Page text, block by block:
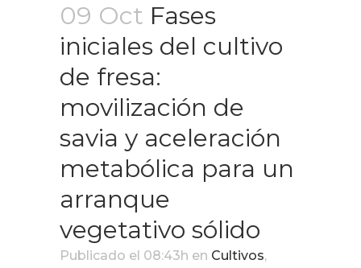
09 Oct Fases
iniciales del cultivo
de fresa:
movilización de
savia y aceleración
metabólica para un
arranque
vegetativo sólido
Publicado el 08:43h en Cultivos,